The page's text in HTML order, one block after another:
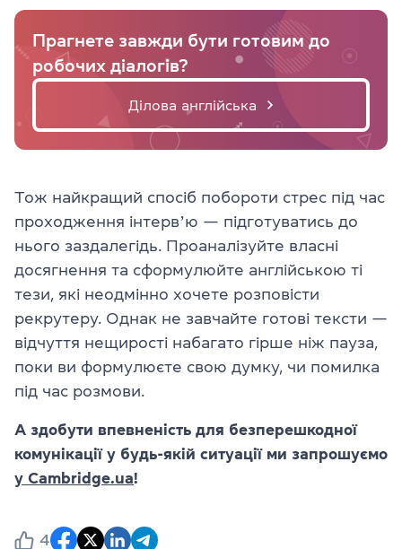
Прагнете завжди бути готовим до
робочих діалогів?
Ділова англійська
Тож найкращий спосіб побороти стрес під час
проходження інтервʼю — підготуватись до
нього заздалегідь. Проаналізуйте власні
досягнення та сформулюйте англійською ті
тези, які неодмінно хочете розповісти
рекрутеру. Однак не завчайте готові тексти —
відчуття нещирості набагато гірше ніж пауза,
поки ви формулюєте свою думку, чи помилка
під час розмови.
А здобути впевненість для безперешкодної
комунікації у будь-якій ситуації ми запрошуємо
у Cambridge.ua!
4